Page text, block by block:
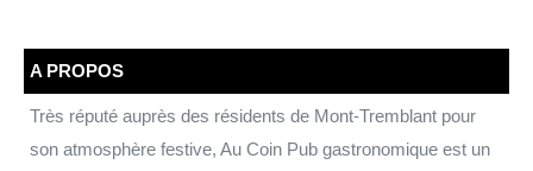
A PROPOS
Très réputé auprès des résidents de Mont-Tremblant pour
son atmosphère festive, Au Coin Pub gastronomique est un